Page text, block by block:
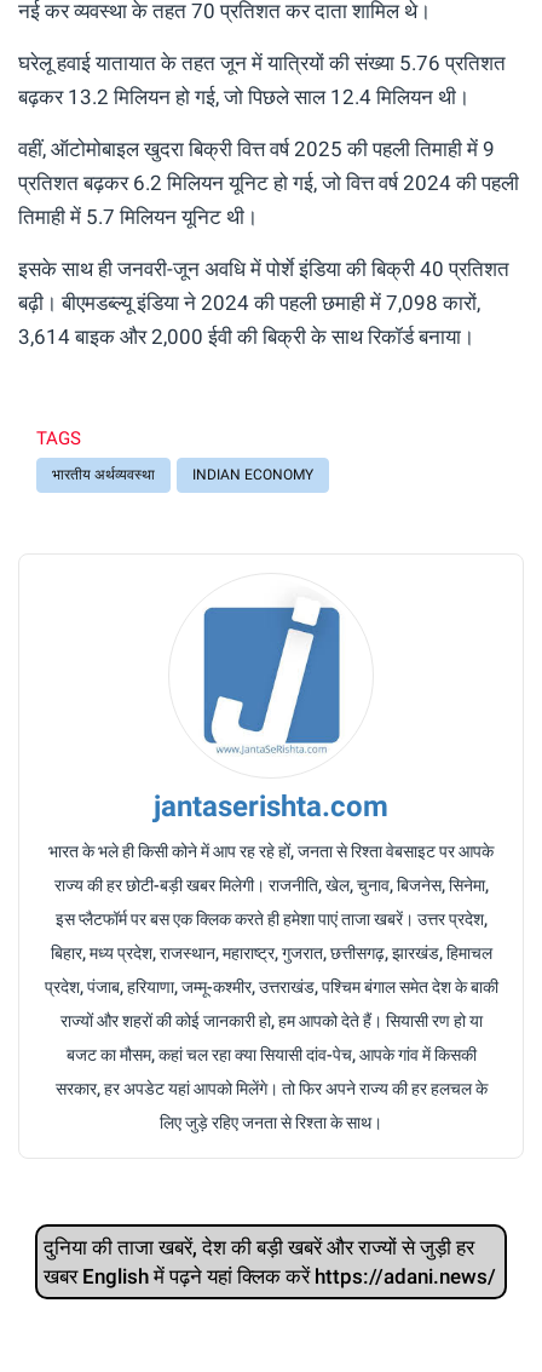
नई कर व्यवस्था के तहत 70 प्रतिशत कर दाता शामिल थे।
घरेलू हवाई यातायात के तहत जून में यात्रियों की संख्या 5.76 प्रतिशत
बढ़कर 13.2 मिलियन हो गई, जो पिछले साल 12.4 मिलियन थी।
वहीं, ऑटोमोबाइल खुदरा बिक्री वित्त वर्ष 2025 की पहली तिमाही में 9
प्रतिशत बढ़कर 6.2 मिलियन यूनिट हो गई, जो वित्त वर्ष 2024 की पहली
तिमाही में 5.7 मिलियन यूनिट थी।
इसके साथ ही जनवरी-जून अवधि में पोर्शे इंडिया की बिक्री 40 प्रतिशत
बढ़ी। बीएमडब्ल्यू इंडिया ने 2024 की पहली छमाही में 7,098 कारों,
3,614 बाइक और 2,000 ईवी की बिक्री के साथ रिकॉर्ड बनाया।
TAGS
भारतीय अर्थव्यवस्था INDIAN ECONOMY
jantaserishta.com
भारत के भले ही किसी कोने में आप रह रहे हों, जनता से रिश्ता वेबसाइट पर आपके
राज्य की हर छोटी-बड़ी खबर मिलेगी। राजनीति, खेल, चुनाव, बिजनेस, सिनेमा,
इस प्लैटफॉर्म पर बस एक क्लिक करते ही हमेशा पाएं ताजा खबरें। उत्तर प्रदेश,
बिहार, मध्य प्रदेश, राजस्थान, महाराष्ट्र, गुजरात, छत्तीसगढ़, झारखंड, हिमाचल
प्रदेश, पंजाब, हरियाणा, जम्मू-कश्मीर, उत्तराखंड, पश्चिम बंगाल समेत देश के बाकी
राज्यों और शहरों की कोई जानकारी हो, हम आपको देते हैं। सियासी रण हो या
बजट का मौसम, कहां चल रहा क्या सियासी दांव-पेच, आपके गांव में किसकी
सरकार, हर अपडेट यहां आपको मिलेंगे। तो फिर अपने राज्य की हर हलचल के
लिए जुड़े रहिए जनता से रिश्ता के साथ।
दुनिया की ताजा खबरें, देश की बड़ी खबरें और राज्‍यों से जुड़ी हर
खबर English में पढ़ने यहां क्लिक करें https://adani.news/